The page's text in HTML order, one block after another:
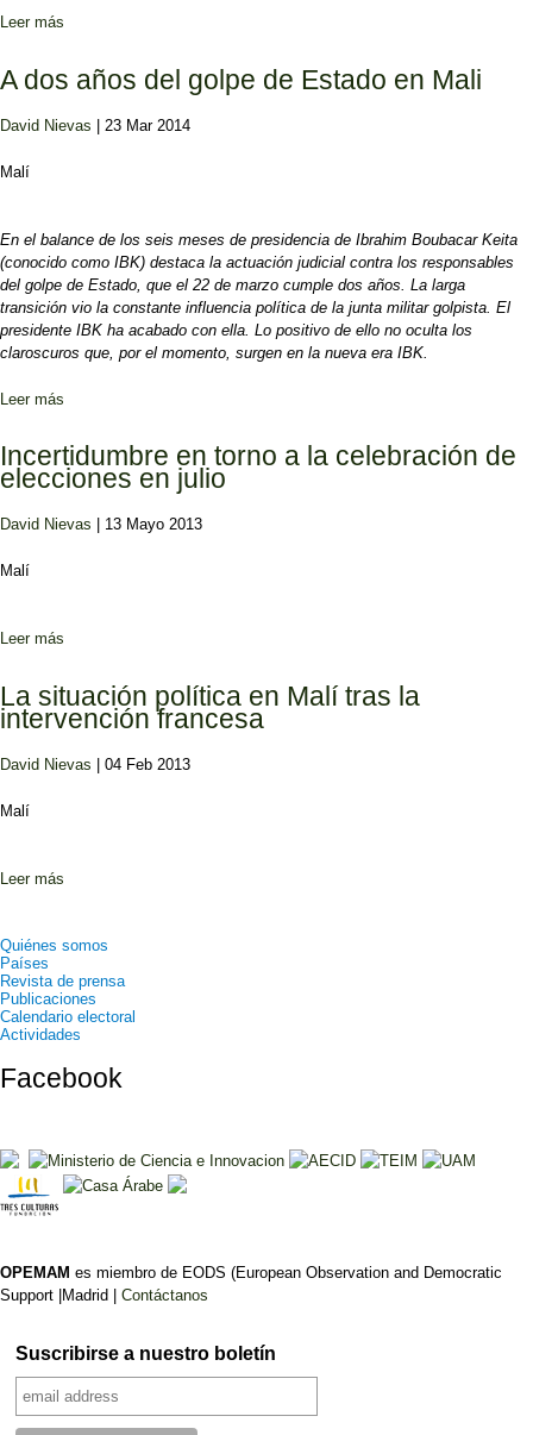
Leer más
A dos años del golpe de Estado en Mali
David Nievas | 23 Mar 2014
Malí
En el balance de los seis meses de presidencia de Ibrahim Boubacar Keita
(conocido como IBK) destaca la actuación judicial contra los responsables
del golpe de Estado, que el 22 de marzo cumple dos años. La larga
transición vio la constante influencia política de la junta militar golpista. El
presidente IBK ha acabado con ella. Lo positivo de ello no oculta los
claroscuros que, por el momento, surgen en la nueva era IBK.
Leer más
Incertidumbre en torno a la celebración de
elecciones en julio
David Nievas | 13 Mayo 2013
Malí
Leer más
La situación política en Malí tras la
intervención francesa
David Nievas | 04 Feb 2013
Malí
Leer más
Quiénes somos
Países
Revista de prensa
Publicaciones
Calendario electoral
Actividades
Facebook
OPEMAM es miembro de EODS (European Observation and Democratic
Support |Madrid | Contáctanos
Suscribirse a nuestro boletín